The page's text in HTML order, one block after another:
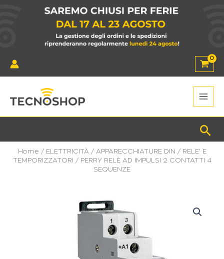
Main
Home / ELETTRICITÀ / APPARECCHIATURE DIN / RELE' E
TEMPORIZZATORI / PERRY RELÈ AD IMPULSI 2 CONTATTI 4
SEQUENZE